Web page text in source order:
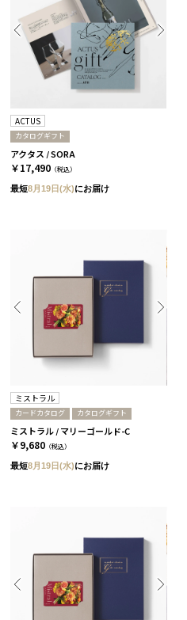
ACTUS
カタログギフト
アクタス / SORA
￥17,490 （税込）
最短8月19日(水)にお届け
ミストラル
カードカタログ カタログギフト
ミストラル / マリーゴールド-C
￥9,680 （税込）
最短8月19日(水)にお届け